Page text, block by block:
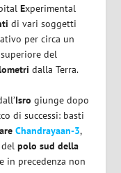
Experimental
di vari soggetti
per circa un
del
dalla Terra.
Isro giunge dopo
di successi: basti
Chandrayaan-3,
polo sud della
in precedenza non